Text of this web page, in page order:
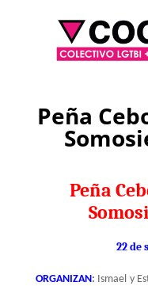
Peña
Peña
22 de
ORGANIZAN : Ismael y